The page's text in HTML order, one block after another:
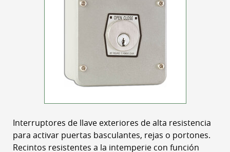
Interruptores de llave exteriores de alta resistencia
para activar puertas basculantes, rejas o portones.
Recintos resistentes a la intemperie con función